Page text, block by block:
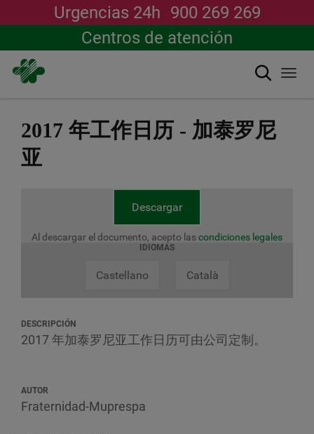
Urgencias 24h 900 269 269
Centros de atención
搜索
2017 年工作日历 - 加泰罗尼
亚
Descargar
Al descargar el documento, acepto lascondiciones legales
IDIOMAS
Castellano Català
DESCRIPCIÓN
2017 年加泰罗尼亚工作日历可由公司定制。
AUTOR
Fraternidad-Muprespa